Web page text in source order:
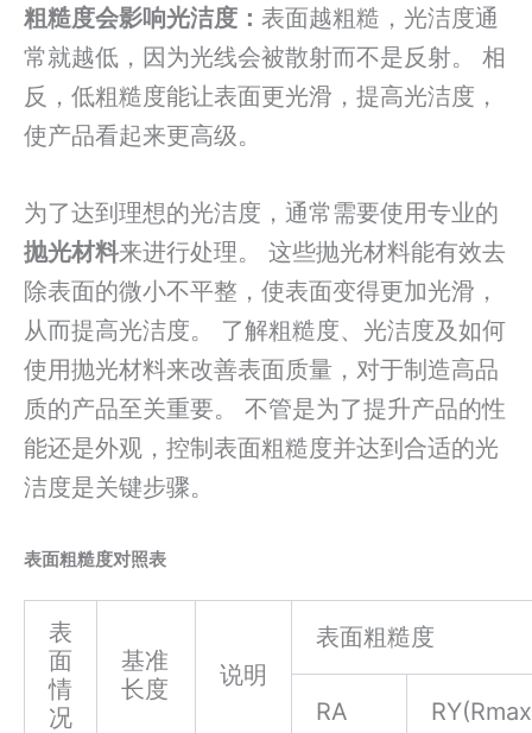
粗糙度会影响光洁度： 表面越粗糙，光洁度通
常就越低，因为光线会被散射而不是反射。 相
反，低粗糙度能让表面更光滑，提高光洁度，
使产品看起来更高级。
为了达到理想的光洁度，通常需要使用专业的
抛光材料来进行处理。 这些抛光材料能有效去
除表面的微小不平整，使表面变得更加光滑，
从而提高光洁度。 了解粗糙度、光洁度及如何
使用抛光材料来改善表面质量，对于制造高品
质的产品至关重要。 不管是为了提升产品的性
能还是外观，控制表面粗糙度并达到合适的光
洁度是关键步骤。
表面粗糙度对照表
表
面
情
况
基准
长度
说明
表面粗糙度
RA